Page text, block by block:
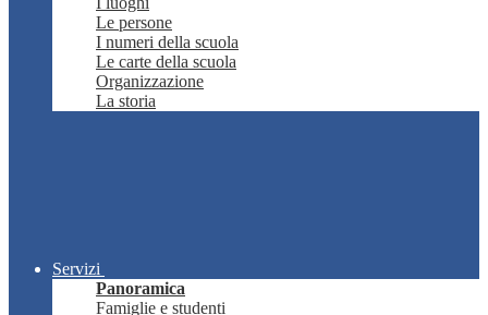
Le persone
I numeri della scuola
Le carte della scuola
Organizzazione
La storia
Servizi
Panoramica
Famiglie e studenti